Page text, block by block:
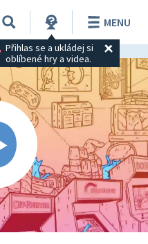
Přihlas se a ukládej si
oblíbené hry a videa.
MENU